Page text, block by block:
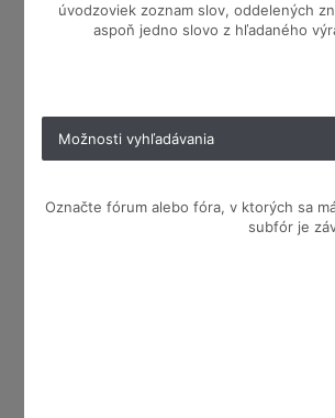
úvodzoviek zoznam slov, oddelených
aspoň jedno slovo z hľadaného
Možnosti vyhľadávania
Označte fórum alebo fóra, v ktorých sa
subfór je